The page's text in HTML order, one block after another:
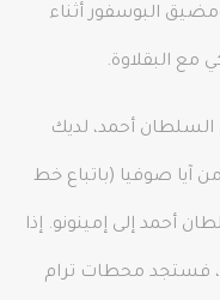
البوسفور أثناء
مع البقلاوة.
أحمد، لديك
آيا صوفيا (باتباع خط
أحمد إلى إمينونو. إذا
فستجد محطات ترام